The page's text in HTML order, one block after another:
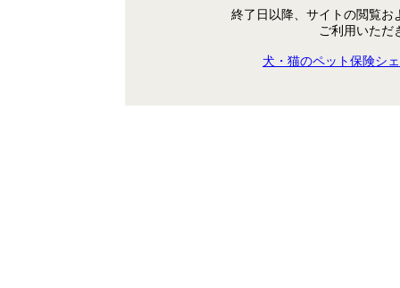
終了日以降、サイトの閲覧お
ご利用いただ
犬・猫のペット保険シ